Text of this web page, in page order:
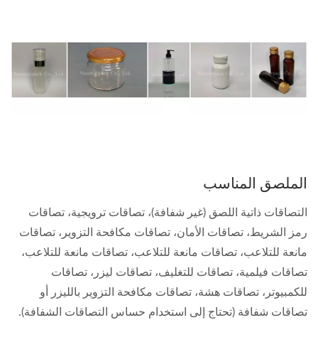
الملصق المناسب
التصاقات ذاتية اللصق (غير شفافة)، تصاقات ترويجية، تصاقات
رمز الشريط، تصاقات الأمان، تصاقات مكافحة التزوير، تصاقات
مانعة للتلاعب، تصاقات مانعة للتلاعب، تصاقات مانعة للتلاعب،
تصاقات فيلمية، تصاقات للتغليف، تصاقات ليزر، تصاقات
للكمبيوتر، تصاقات هشة، تصاقات مكافحة التزوير بالليزر أو
تصاقات شفافة (تحتاج إلى استخدام حساس التصاقات الشفافة).